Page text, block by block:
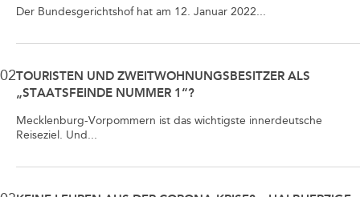
Der Bundesgerichtshof hat am 12. Januar 2022...
02TOURISTEN UND ZWEITWOHNUNGSBESITZER ALS
„STAATSFEINDE NUMMER 1“?
Mecklenburg-Vorpommern ist das wichtigste innerdeutsche
Reiseziel. Und...